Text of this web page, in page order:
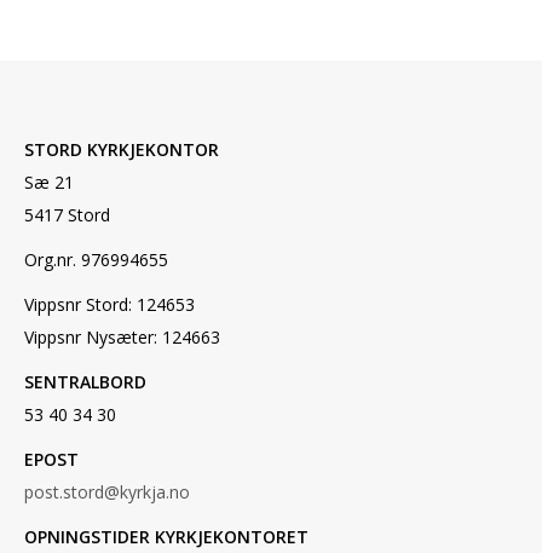
STORD KYRKJEKONTOR
Sæ 21
5417 Stord
Org.nr. 976994655
Vippsnr Stord: 124653
Vippsnr Nysæter: 124663
SENTRALBORD
53 40 34 30
EPOST
post.stord@kyrkja.no
OPNINGSTIDER KYRKJEKONTORET